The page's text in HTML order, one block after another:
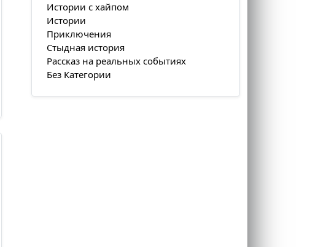
Истории с хайпом
Истории
Приключения
Стыдная история
Рассказ на реальных событиях
Без Категории